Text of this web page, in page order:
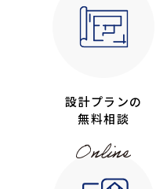
設計プランの
無料相談